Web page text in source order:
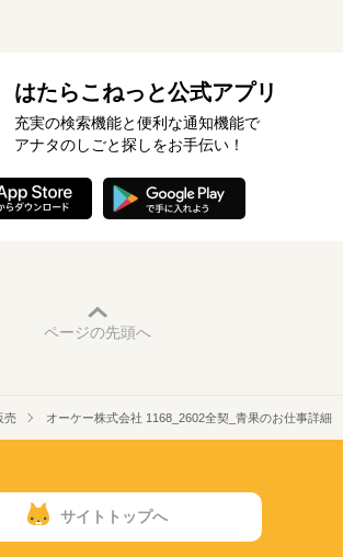
はたらこねっと公式アプリ
充実の検索機能と便利な通知機能で
アナタのしごと探しをお手伝い！
ページの先頭へ
売 オーケー株式会社 1168_2602全契_青果のお仕事詳細
サイトトップへ